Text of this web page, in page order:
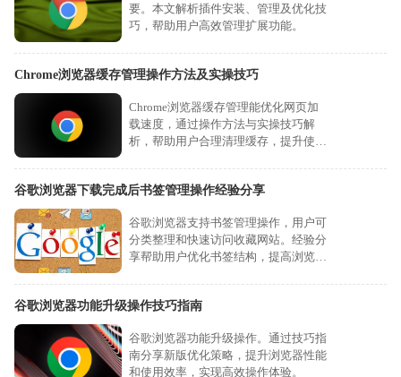
要。本文解析插件安装、管理及优化技
巧，帮助用户高效管理扩展功能。
Chrome浏览器缓存管理操作方法及实操技巧
Chrome浏览器缓存管理能优化网页加
载速度，通过操作方法与实操技巧解
析，帮助用户合理清理缓存，提升使用
谷歌浏览器下载完成后书签管理操作经验分享
谷歌浏览器支持书签管理操作，用户可
分类整理和快速访问收藏网站。经验分
享帮助用户优化书签结构，提高浏览效
谷歌浏览器功能升级操作技巧指南
谷歌浏览器功能升级操作。通过技巧指
南分享新版优化策略，提升浏览器性能
和使用效率，实现高效操作体验。